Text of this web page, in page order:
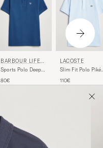
BARBOUR LIFEST
YLE
Sports Polo Deep
80€
LACOSTE
Slim Fit Polo Piké
110€